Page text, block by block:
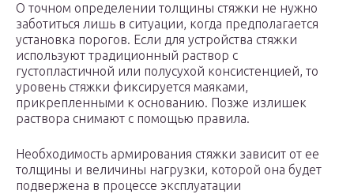
О точном определении толщины стяжки не нужно
заботиться лишь в ситуации, когда предполагается
установка порогов. Если для устройства стяжки
используют традиционный раствор с
густопластичной или полусухой консистенцией, то
уровень стяжки фиксируется маяками,
прикрепленными к основанию. Позже излишек
раствора снимают с помощью правила.
Необходимость армирования стяжки зависит от ее
толщины и величины нагрузки, которой она будет
подвержена в процессе эксплуатации